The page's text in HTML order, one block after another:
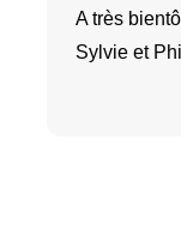
A très
Sylvie et